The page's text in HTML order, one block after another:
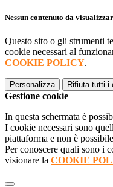
Nessun contenuto da
Questo sito o gli strumenti
cookie necessari al
COOKIE POLICY.
Personalizza Rifiuta tutti i
Gestione cookie
In questa schermata è
I cookie necessari sono
piattaforma e non è
Per conoscere quali sono i
visionare la COOKIE